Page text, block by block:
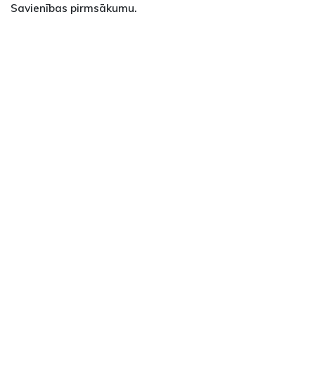
Savienības pirmsākumu.